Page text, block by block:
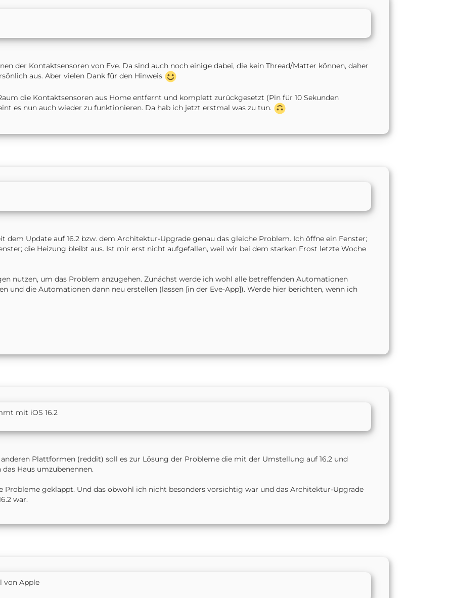
der Kontaktsensoren von Eve. Da sind auch noch einige dabei, die kein Thread/Matter können, daher
aus. Aber vielen Dank für den Hinweis
die Kontaktsensoren aus Home entfernt und komplett zurückgesetzt (Pin für 10 Sekunden
es nun auch wieder zu funktionieren. Da hab ich jetzt erstmal was zu tun.
dem Update auf 16.2 bzw. dem Architektur-Upgrade genau das gleiche Problem. Ich öffne ein Fenster;
die Heizung bleibt aus. Ist mir erst nicht aufgefallen, weil wir bei dem starken Frost letzte Woche
nutzen, um das Problem anzugehen. Zunächst werde ich wohl alle betreffenden Automationen
und die Automationen dann neu erstellen (lassen [in der Eve-App]). Werde hier berichten, wenn ich
mit iOS 16.2
Plattformen (reddit) soll es zur Lösung der Probleme die mit der Umstellung auf 16.2 und
Haus umzubenennen.
Probleme geklappt. Und das obwohl ich nicht besonders vorsichtig war und das Architektur-Upgrade
war.
von Apple